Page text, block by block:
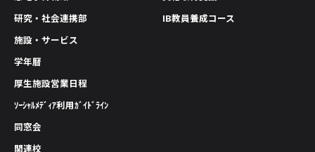
研究・社会連携部
IB教員養成コース
施設・サービス
学年暦
厚生施設営業日程
ｿｰｼｬﾙﾒﾃﾞｨｱ利用ｶﾞｲﾄﾞﾗｲﾝ
同窓会
関連校